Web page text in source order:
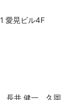
愛晃ビル4F
長井 健一、久岡